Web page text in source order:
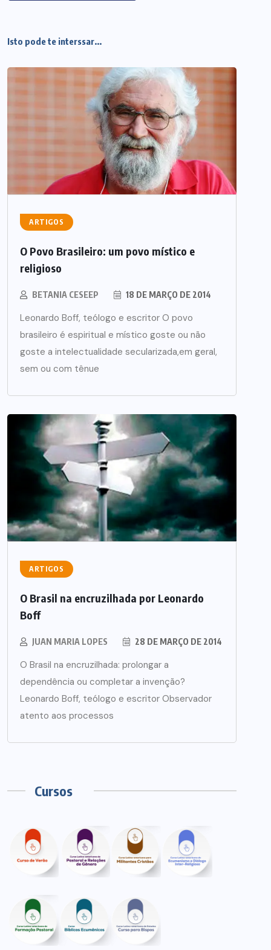
Isto pode te interssar...
ARTIGOS
O Povo Brasileiro: um povo místico e
religioso
BETANIA CESEEP 18 DE MARÇO DE 2014
Leonardo Boff, teólogo e escritor O povo
brasileiro é espiritual e místico goste ou não
goste a intelectualidade secularizada,em geral,
sem ou com tênue
ARTIGOS
O Brasil na encruzilhada por Leonardo
Boff
JUAN MARIA LOPES 28 DE MARÇO DE 2014
O Brasil na encruzilhada: prolongar a
dependência ou completar a invenção?
Leonardo Boff, teólogo e escritor Observador
atento aos processos
Cursos